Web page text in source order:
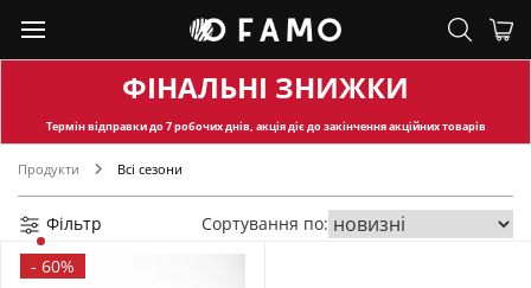
ФІНАЛЬНІ ЗНИЖКИ
Термін відправкидо 7 робочих днів, акція діє до закінчення акційних товарів
Продукти Всі сезони
Фільтр
Сортування по:
- 60%